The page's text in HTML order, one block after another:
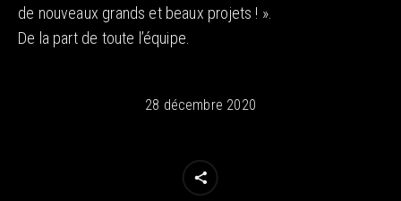
de nouveaux grands et beaux projets ! ».
De la part de toute l’équipe.
28 décembre 2020